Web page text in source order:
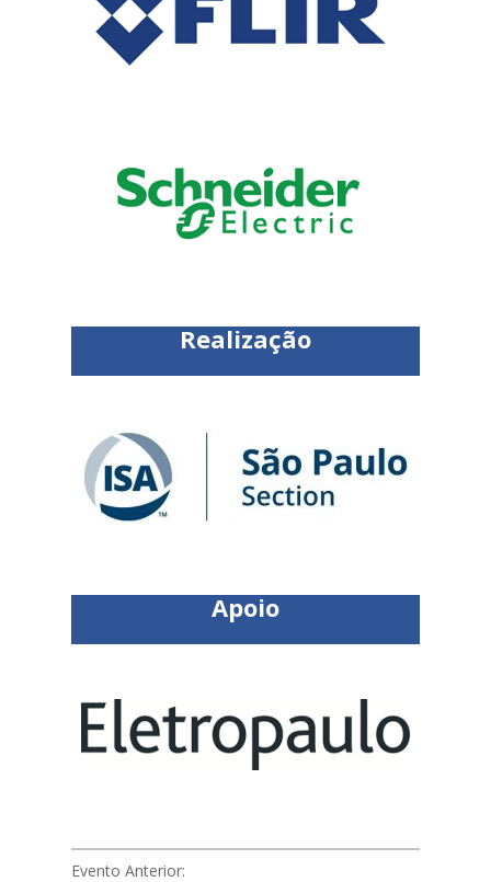
Realização
Apoio
Evento Anterior: